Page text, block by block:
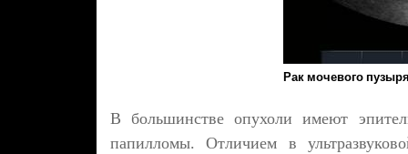
Рак мочевого
В большинстве опухоли имеют
папилломы. Отличием в